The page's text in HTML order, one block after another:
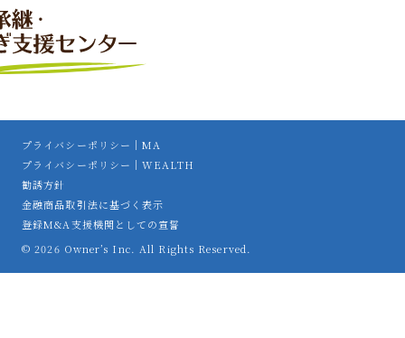
プライバシーポリシー｜MA
プライバシーポリシー｜WEALTH
勧誘方針
金融商品取引法に基づく表示
登録M&A支援機関としての宣誓
© 2026 Owner’s Inc. All Rights Reserved.